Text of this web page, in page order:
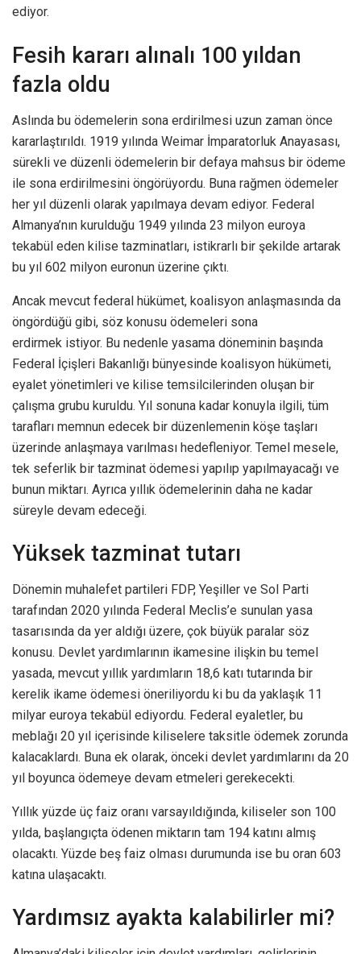
ediyor.
Fesih kararı alınalı 100 yıldan
fazla oldu
Aslında bu ödemelerin sona erdirilmesi uzun zaman önce
kararlaştırıldı. 1919 yılında Weimar İmparatorluk Anayasası,
sürekli ve düzenli ödemelerin bir defaya mahsus bir ödeme
ile sona erdirilmesini öngörüyordu. Buna rağmen ödemeler
her yıl düzenli olarak yapılmaya devam ediyor. Federal
Almanya’nın kurulduğu 1949 yılında 23 milyon euroya
tekabül eden kilise tazminatları, istikrarlı bir şekilde artarak
bu yıl 602 milyon euronun üzerine çıktı.
Ancak mevcut federal hükümet, koalisyon anlaşmasında da
öngördüğü gibi, söz konusu ödemeleri sona
erdirmek istiyor. Bu nedenle yasama döneminin başında
Federal İçişleri Bakanlığı bünyesinde koalisyon hükümeti,
eyalet yönetimleri ve kilise temsilcilerinden oluşan bir
çalışma grubu kuruldu. Yıl sonuna kadar konuyla ilgili, tüm
tarafları memnun edecek bir düzenlemenin köşe taşları
üzerinde anlaşmaya varılması hedefleniyor. Temel mesele,
tek seferlik bir tazminat ödemesi yapılıp yapılmayacağı ve
bunun miktarı. Ayrıca yıllık ödemelerinin daha ne kadar
süreyle devam edeceği.
Yüksek tazminat tutarı
Dönemin muhalefet partileri FDP, Yeşiller ve Sol Parti
tarafından 2020 yılında Federal Meclis’e sunulan yasa
tasarısında da yer aldığı üzere, çok büyük paralar söz
konusu. Devlet yardımlarının ikamesine ilişkin bu temel
yasada, mevcut yıllık yardımların 18,6 katı tutarında bir
kerelik ikame ödemesi öneriliyordu ki bu da yaklaşık 11
milyar euroya tekabül ediyordu. Federal eyaletler, bu
meblağı 20 yıl içerisinde kiliselere taksitle ödemek zorunda
kalacaklardı. Buna ek olarak, önceki devlet yardımlarını da 20
yıl boyunca ödemeye devam etmeleri gerekecekti.
Yıllık yüzde üç faiz oranı varsayıldığında, kiliseler son 100
yılda, başlangıçta ödenen miktarın tam 194 katını almış
olacaktı. Yüzde beş faiz olması durumunda ise bu oran 603
katına ulaşacaktı.
Yardımsız ayakta kalabilirler mi?